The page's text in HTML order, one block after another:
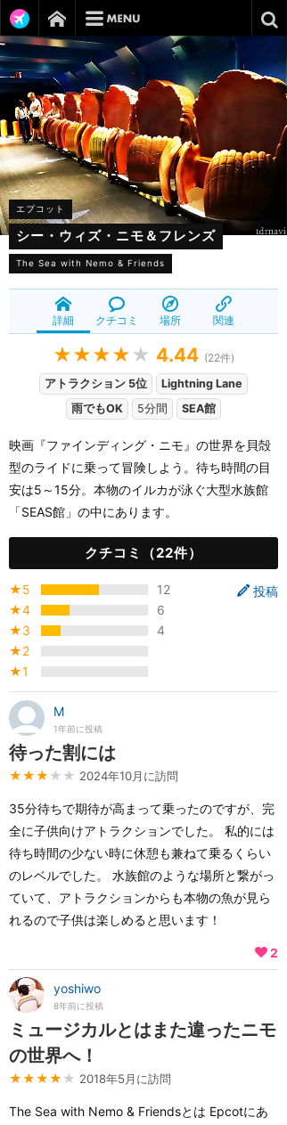
エプコット
シー・ウィズ・ニモ＆フレンズ
The Sea with Nemo & Friends
詳細 クチコミ 場所 関連
★★★★ ★ 4.44 (22件)
アトラクション 5位
Lightning Lane
雨でもOK
5分間 SEA館
映画『ファインディング・ニモ』の世界を貝殻
型のライドに乗って冒険しよう。待ち時間の目
安は5～15分。本物のイルカが泳ぐ大型水族館
「SEAS館」の中にあります。
クチコミ（22件）
投稿
★5
12
★4
6
★3
4
★2
★1
M
1年前に投稿
待った割には
★★★ ★★ 2024年10月に訪問
35分待ちで期待が高まって乗ったのですが、完
全に子供向けアトラクションでした。 私的には
待ち時間の少ない時に休憩も兼ねて乗るくらい
のレベルでした。 水族館のような場所と繋がっ
ていて、アトラクションからも本物の魚が見ら
れるので子供は楽しめると思います！
2
yoshiwo
8年前に投稿
ミュージカルとはまた違ったニモ
の世界へ！
★★★★ ★ 2018年5月に訪問
The Sea with Nemo & Friendsとは Epcotにあ